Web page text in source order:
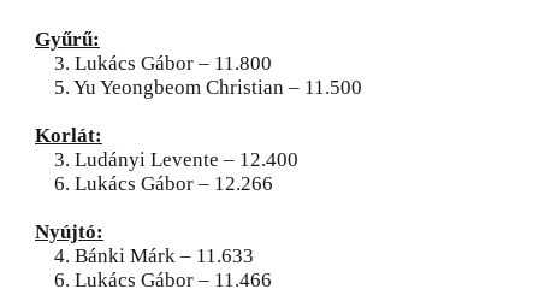
Gyűrű:
3. Lukács Gábor – 11.800
5. Yu Yeongbeom Christian – 11.500
Korlát:
3. Ludányi Levente – 12.400
6. Lukács Gábor – 12.266
Nyújtó:
4. Bánki Márk – 11.633
6. Lukács Gábor – 11.466